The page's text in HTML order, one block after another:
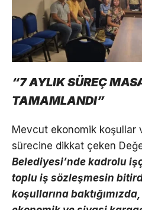
“7 AYLIK SÜREÇ
TAMAMLANDI”
Mevcut ekonomik koşullar
sürecine dikkat çeken
Belediyesi’nde kadrolu
toplu iş sözleşmesin
koşullarına